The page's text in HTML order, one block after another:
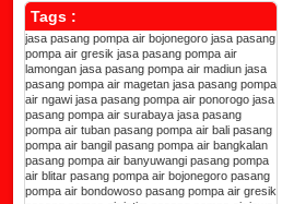
Tags :
jasa pasang pompa air bojonegoro jasa pasang
pompa air gresik jasa pasang pompa air
lamongan jasa pasang pompa air madiun jasa
pasang pompa air magetan jasa pasang pompa
air ngawi jasa pasang pompa air ponorogo jasa
pasang pompa air surabaya jasa pasang
pompa air tuban pasang pompa air bali pasang
pompa air bangil pasang pompa air bangkalan
pasang pompa air banyuwangi pasang pompa
air blitar pasang pompa air bojonegoro pasang
pompa air bondowoso pasang pompa air gresik